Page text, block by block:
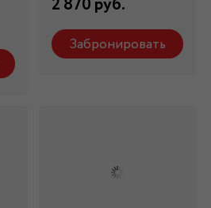
2 870 руб.
Забронировать